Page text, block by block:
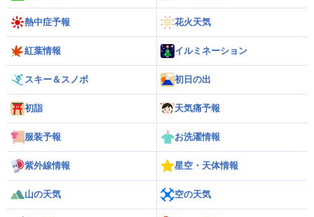
熱中症予報 花火天気
紅葉情報 イルミネーション
スキー＆スノボ 初日の出
初詣 天気痛予報
服装予報 お洗濯情報
紫外線情報 星空・天体情報
山の天気 空の天気